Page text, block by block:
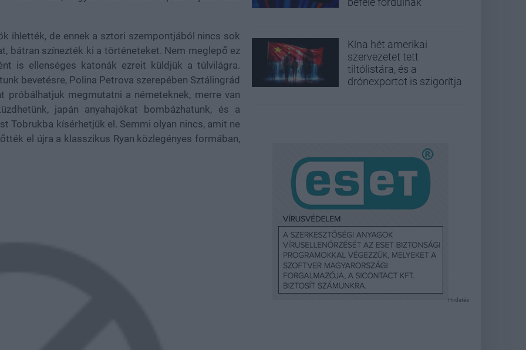
ihlették, de ennek a sztori szempontjából nincs sok
bátran színezték ki a történeteket. Nem meglepő ez
is ellenséges katonák ezreit küldjük a túlvilágra.
bevetésre, Polina Petrova szerepében Sztálingrád
próbálhatjuk megmutatni a németeknek, merre van
japán anyahajókat bombázhatunk, és a
Tobrukba kísérhetjük el. Semmi olyan nincs, amit ne
el újra a klasszikus Ryan közlegényes formában,
Kína hét amerikai
szervezetet tett
tiltólistára, és a
drónexportot is szigorítja
Hirdetés